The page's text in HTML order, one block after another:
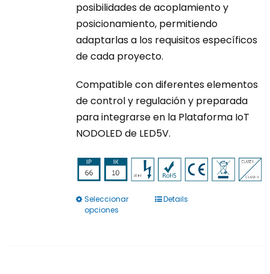
posibilidades de acoplamiento y
posicionamiento, permitiendo
adaptarlas a los requisitos específicos
de cada proyecto.
Compatible con diferentes elementos
de control y regulación y preparada
para integrarse en la Plataforma IoT
NODOLED de LED5V.
Seleccionar
opciones
Este
Details